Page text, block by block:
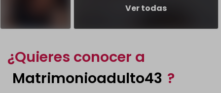
Ver todas
¿Quieres conocer a
Matrimonioadulto43 ?